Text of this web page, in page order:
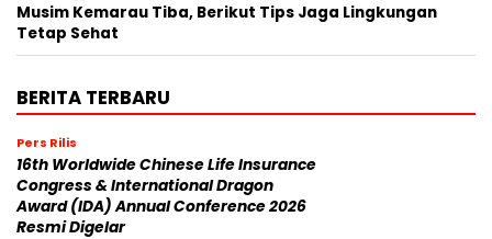
Musim Kemarau Tiba, Berikut Tips Jaga Lingkungan
Tetap Sehat
BERITA TERBARU
Pers Rilis
16th Worldwide Chinese Life Insurance
Congress & International Dragon
Award (IDA) Annual Conference 2026
Resmi Digelar